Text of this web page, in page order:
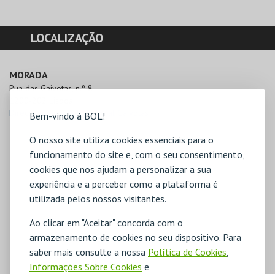
Bem-vindo à BOL!
O nosso site utiliza cookies essenciais para o
funcionamento do site e, com o seu consentimento,
cookies que nos ajudam a personalizar a sua
experiência e a perceber como a plataforma é
utilizada pelos nossos visitantes.
Ao clicar em "Aceitar" concorda com o
armazenamento de cookies no seu dispositivo. Para
saber mais consulte a nossa Política de Cookies
Informações Sobre Cookies e
LOCALIZAÇÃO
MORADA
Rua das Gaivotas, n.º 8
Direcções para Polo Cultural Gaivotas